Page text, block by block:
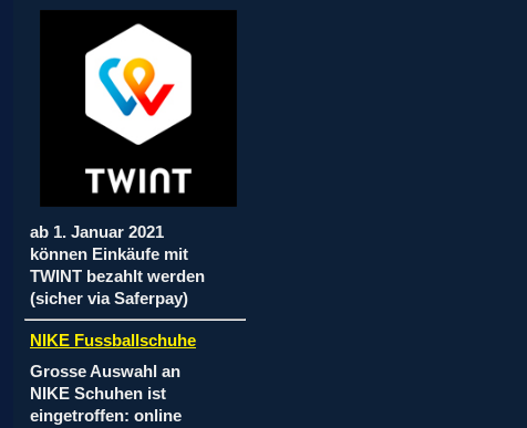
ab 1. Januar 2021
können Einkäufe mit
TWINT bezahlt werden
(sicher via Saferpay)
NIKE Fussballschuhe
Grosse Auswahl an
NIKE Schuhen ist
eingetroffen: online